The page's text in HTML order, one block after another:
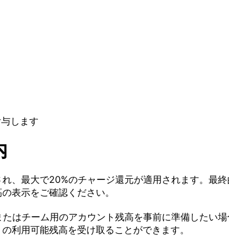
します
、最大で20%のチャージ還元が適用されます。最
表示をご確認ください。
はチーム用のアカウント残高を事前に準備したい
利用可能残高を受け取ることができます。